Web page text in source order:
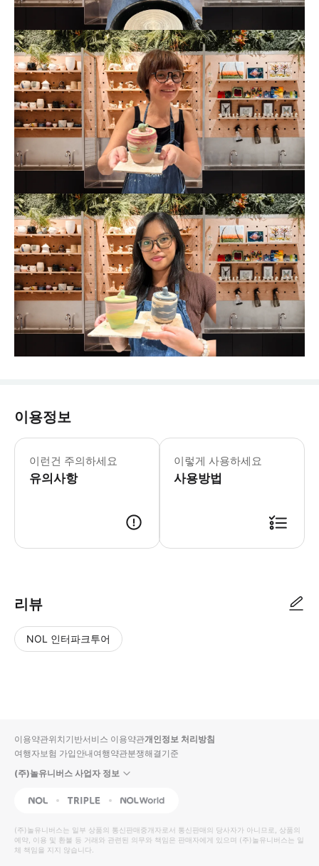
이용정보
이런건 주의하세요
유의사항
이렇게 사용하세요
사용방법
리뷰
NOL 인터파크투어
입니
다.
높
은
순
동
영
상
순
상
이용약관위치기반서비스 이용약관개인정보 처리방침
여행자보험 가입안내여행약관분쟁해결기준
(주)놀유니버스 사업자 정보
NOL Triple Interpark Global
(주)놀유니버스는 일부 상품의 통신판매중개자로서 통신판매의 당사자가 아니므로, 상품의
예약, 이용 및 환불 등 거래와 관련된 의무와 책임은 판매자에게 있으며 (주)놀유니버스는 일
체 책임을 지지 않습니다.